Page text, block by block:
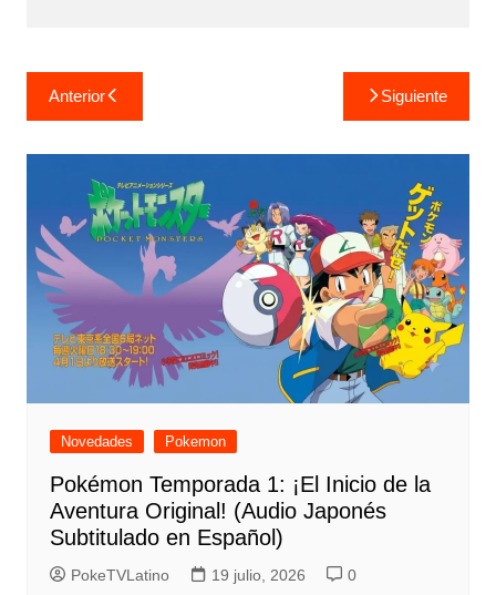
Navegación
de
entradas
Siguiente
Anterior
Novedades Pokemon
Pokémon Temporada 1: ¡El Inicio de la
Aventura Original! (Audio Japonés
Subtitulado en Español)
PokeTVLatino 19 julio, 2026 0